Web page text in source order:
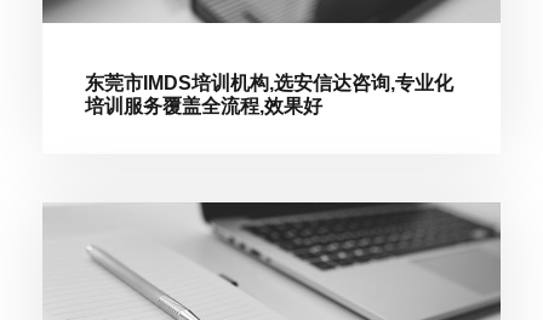
东莞市IMDS培训机构,选安信达咨询,专业化
培训服务覆盖全流程,效果好